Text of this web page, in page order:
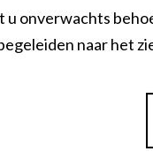
u onverwachts
naar het